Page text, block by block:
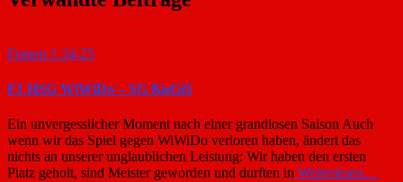
Frauen 1 24-25
F1 HSG WiWiDo – SG KuGiS
Ein unvergesslicher Moment nach einer grandiosen Saison Auch
wenn wir das Spiel gegen WiWiDo verloren haben, ändert das
nichts an unserer unglaublichen Leistung: Wir haben den ersten
Platz geholt, sind Meister geworden und durften in Weiterlesen…